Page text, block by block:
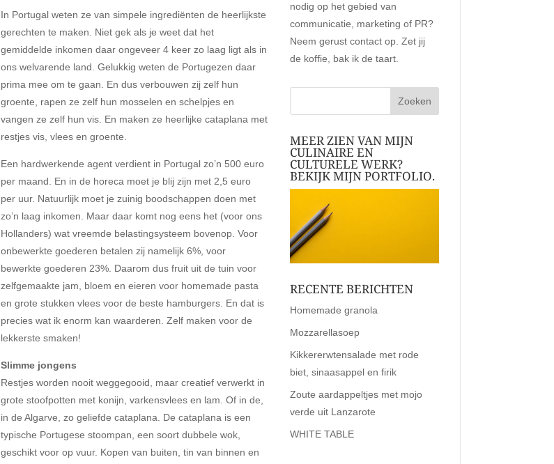
In Portugal weten ze van simpele ingrediënten de heerlijkste
gerechten te maken. Niet gek als je weet dat het
gemiddelde inkomen daar ongeveer 4 keer zo laag ligt als in
ons welvarende land. Gelukkig weten de Portugezen daar
prima mee om te gaan. En dus verbouwen zij zelf hun
groente, rapen ze zelf hun mosselen en schelpjes en
vangen ze zelf hun vis. En maken ze heerlijke cataplana met
restjes vis, vlees en groente.
Een hardwerkende agent verdient in Portugal zo’n 500 euro
per maand. En in de horeca moet je blij zijn met 2,5 euro
per uur. Natuurlijk moet je zuinig boodschappen doen met
zo’n laag inkomen. Maar daar komt nog eens het (voor ons
Hollanders) wat vreemde belastingsysteem bovenop. Voor
onbewerkte goederen betalen zij namelijk 6%, voor
bewerkte goederen 23%. Daarom dus fruit uit de tuin voor
zelfgemaakte jam, bloem en eieren voor homemade pasta
en grote stukken vlees voor de beste hamburgers. En dat is
precies wat ik enorm kan waarderen. Zelf maken voor de
lekkerste smaken!
Slimme jongens
Restjes worden nooit weggegooid, maar creatief verwerkt in
grote stoofpotten met konijn, varkensvlees en lam. Of in de,
in de Algarve, zo geliefde cataplana. De cataplana is een
typische Portugese stoompan, een soort dubbele wok,
geschikt voor op vuur. Kopen van buiten, tin van binnen en
nodig op het gebied van
communicatie, marketing of PR?
Neem gerust contact op. Zet jij
de koffie, bak ik de taart.
MEER ZIEN VAN MIJN
CULINAIRE EN
CULTURELE WERK?
BEKIJK MIJN PORTFOLIO.
RECENTE BERICHTEN
Homemade granola
Mozzarellasoep
Kikkererwtensalade met rode
biet, sinaasappel en firik
Zoute aardappeltjes met mojo
verde uit Lanzarote
WHITE TABLE